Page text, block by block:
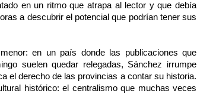
en un ritmo que atrapa al lector y que debía
a descubrir el potencial que podrían tener sus
en un país donde las publicaciones que
suelen quedar relegadas, Sánchez irrumpe
el derecho de las provincias a contar su historia.
histórico: el centralismo que muchas veces